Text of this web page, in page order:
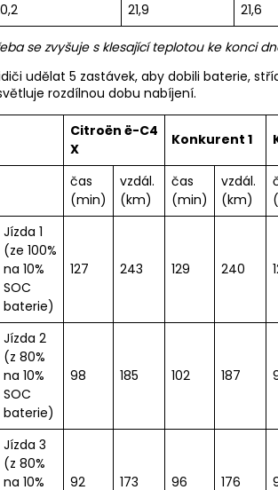
21,9 21,6
se zvyšuje s klesající teplotou ke konci
udělat 5 zastávek, aby dobili baterie,
rozdílnou dobu nabíjení.
Citroën ë-C4
X
Konkurent 1
čas
(min)
vzdál.
(km)
čas
(min)
vzdál.
(km)
Jízda 1
(ze 100%
na 10%
SOC
baterie)
127 243 129 240
Jízda 2
(z 80%
na 10%
SOC
baterie)
98 185 102 187
Jízda 3
(z 80%
na 10%
92 173 96 176